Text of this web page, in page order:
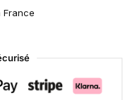
France